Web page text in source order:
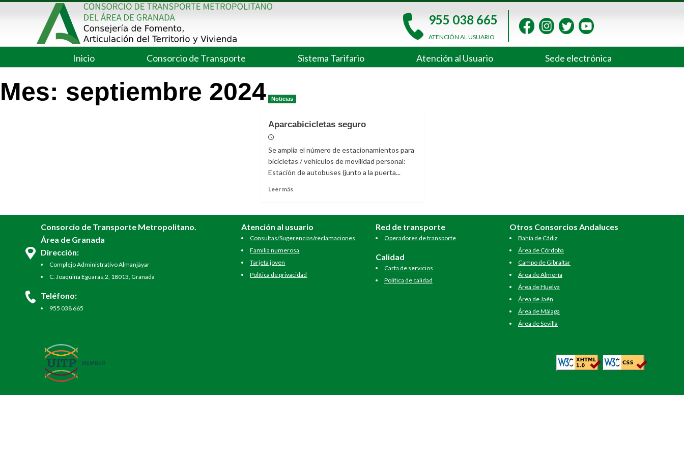
955 038 665
ATENCIÓN AL USUARIO
Inicio Consorcio de Transporte Sistema Tarifario Atención al Usuario Sede electrónica
Mes: septiembre 2024 Noticias
Aparcabicicletas seguro
Se amplia el número de estacionamientos para
bicicletas / vehículos de movilidad personal:
Estación de autobuses (junto a la puerta...
Leer másLeer
Aparcabicicletas
seguro
Consorcio de Transporte Metropolitano.
Área de Granada
Dirección:
Complejo Administrativo Almanjáyar
C. Joaquina Eguaras,2, 18013, Granada
Teléfono:
955 038 665
Atención al usuario
Consultas/Sugerencias/reclamaciones
Familia numerosa
Tarjeta joven
Política de privacidad
Red de transporte
Operadores de transporte
Calidad
Carta de servicios
Política de calidad
Otros Consorcios Andaluces
Bahía de Cádiz
Área de Córdoba
Campo de Gibraltar
Área de Almería
Área de Huelva
Área de Jaén
Área de Málaga
Área de Sevilla